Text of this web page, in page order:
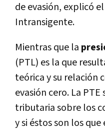
de evasión, explicó
Intransigente.
Mientras que la
(PTL) es la que
teórica y su relación
evasión cero. La
tributaria sobre los
y si éstos son los